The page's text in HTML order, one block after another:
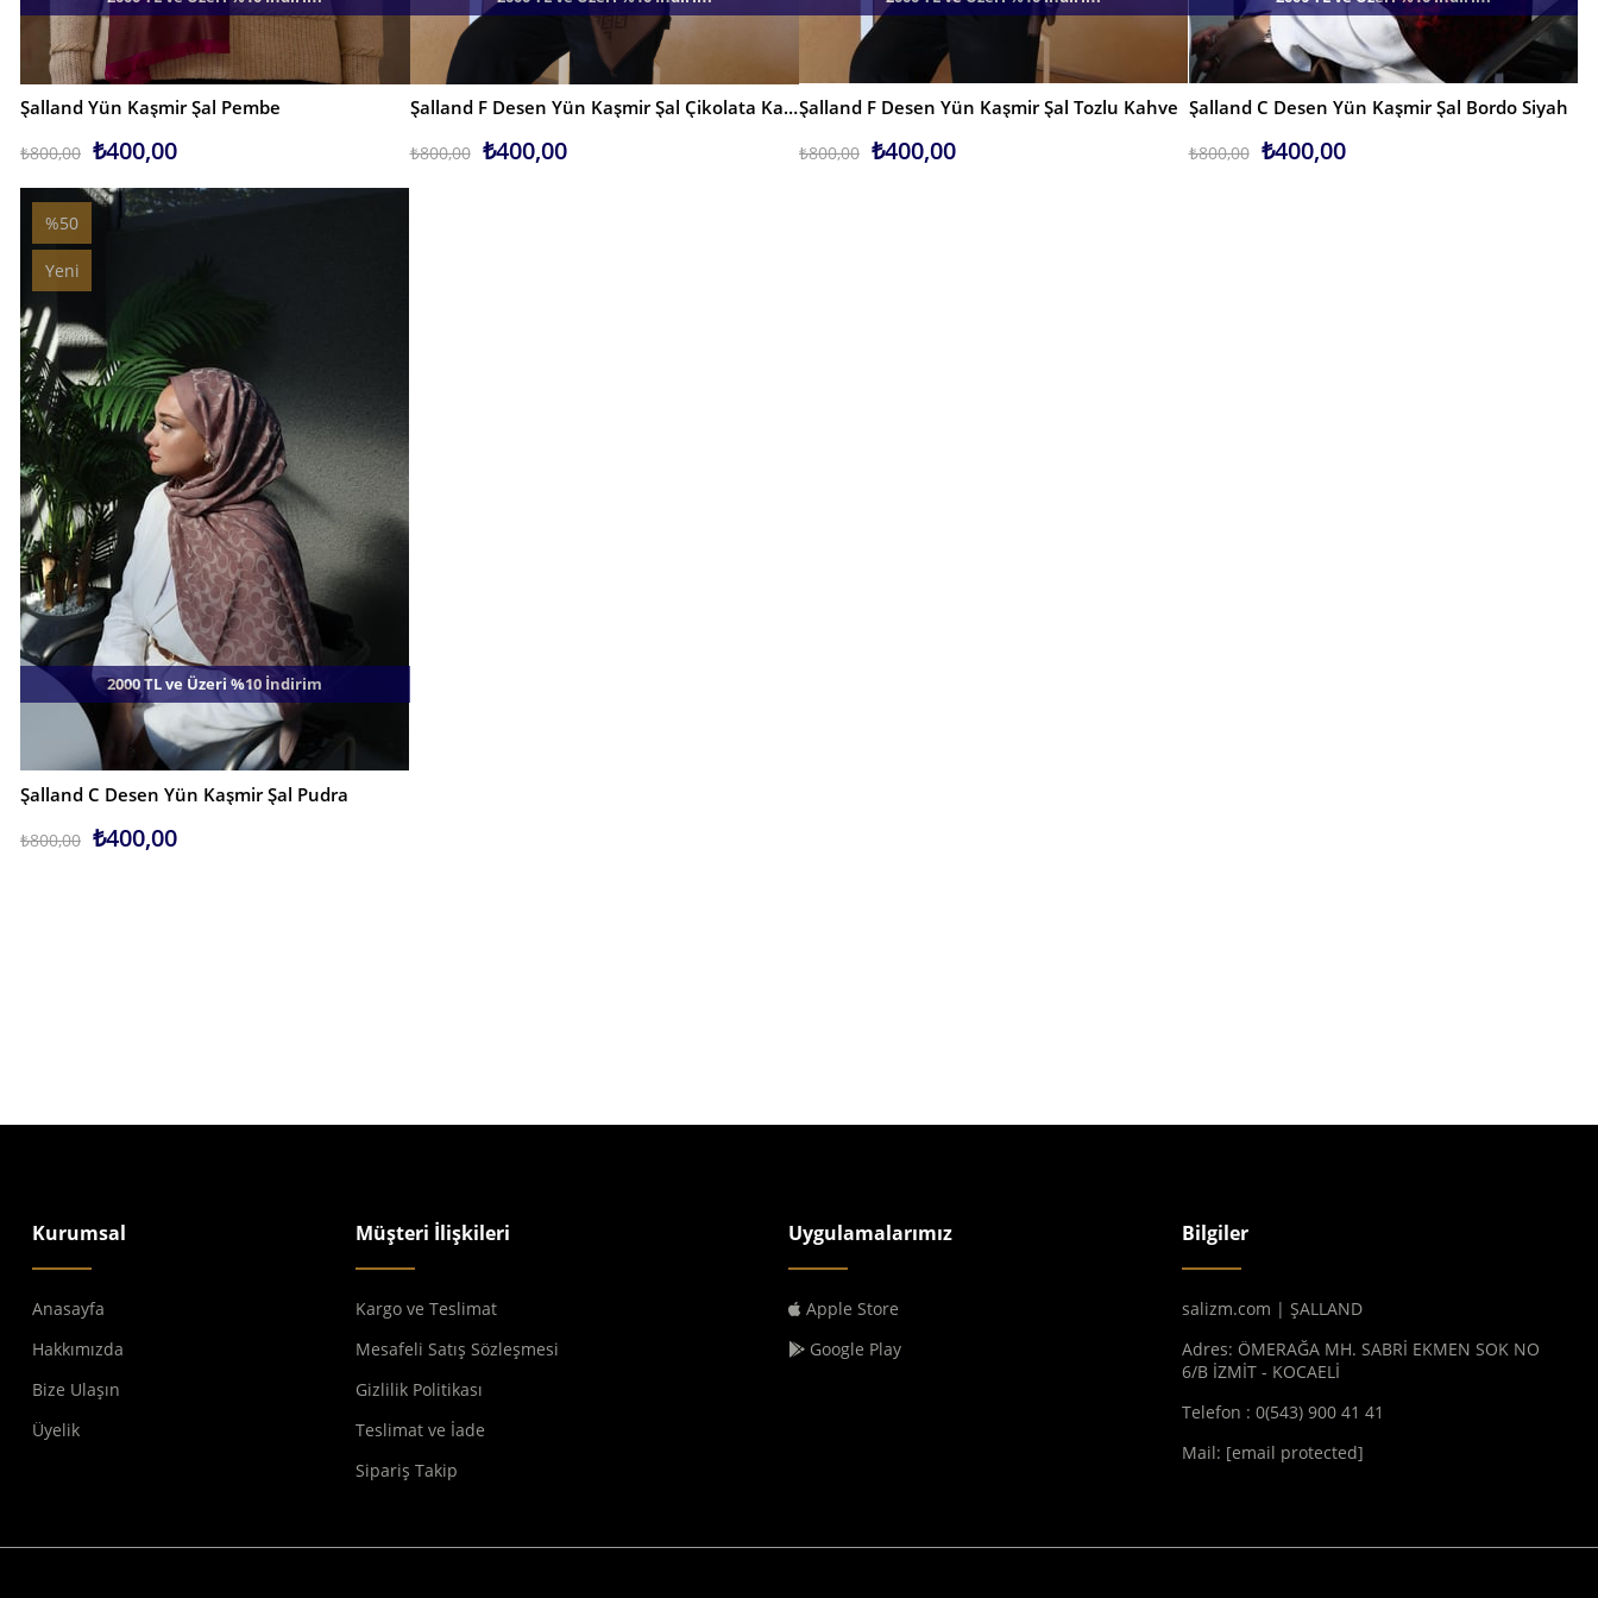
SEPETE EKLE
Şalland Yün Kaşmir Şal Pembe
₺400,00
₺800,00
SEPETE EKLE Şalland F Desen Yün Kaşmir Şal Çikolata Kahve
₺400,00
₺800,00
SEPETE EKLE
Şalland F Desen Yün Kaşmir Şal Tozlu Kahve
₺400,00
₺800,00
SEPETE EKLE
Şalland C Desen Yün Kaşmir Şal Bordo Siyah
₺400,00
₺800,00
SEPETE EKLE
%50
Kampanya
%50Kampanya
Yeni
Ürün
Şalland C Desen Yün Kaşmir Şal Pudra
2000 TL ve Üzeri %10 İndirim
₺400,00
₺800,00
Kurumsal
Anasayfa
Hakkımızda
Bize Ulaşın
Üyelik
Müşteri İlişkileri
Kargo ve Teslimat
Mesafeli Satış Sözleşmesi
Gizlilik Politikası
Teslimat ve İade
Sipariş Takip
Uygulamalarımız
Apple Store
Google Play
Bilgiler
salizm.com | ŞALLAND
Adres: ÖMERAĞA MH. SABRİ EKMEN SOK NO
6/B İZMİT - KOCAELİ
Telefon : 0(543) 900 41 41
Mail: [email protected]